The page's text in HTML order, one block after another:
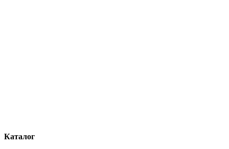
Каталог